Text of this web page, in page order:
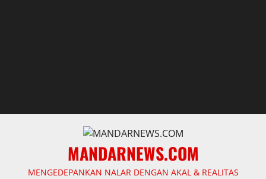
MANDARNEWS.COM
MENGEDEPANKAN NALAR DENGAN AKAL & REALITAS